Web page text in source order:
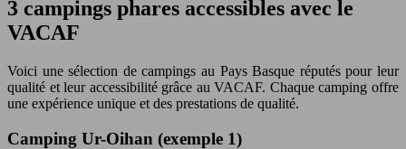
3 campings phares accessibles avec le
VACAF
Voici une sélection de campings au Pays Basque réputés pour leur
qualité et leur accessibilité grâce au VACAF. Chaque camping offre
une expérience unique et des prestations de qualité.
Camping Ur-Oihan (exemple 1)